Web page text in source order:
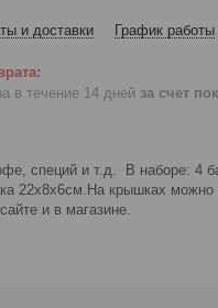
и доставки График работы
в течение 14 дней за счет
специй и т.д. В наборе: 4
22х8х6см.На крышках можно
и в магазине.